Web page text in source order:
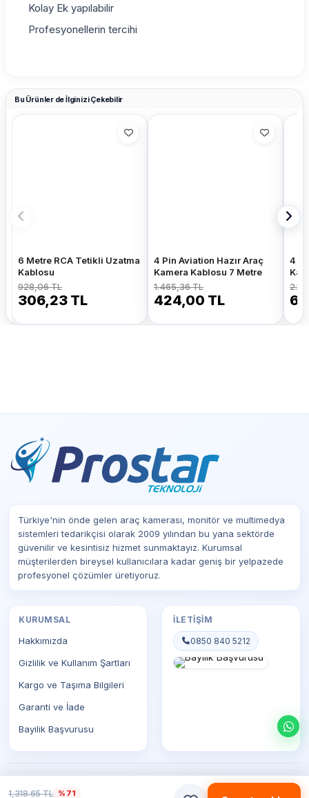
1,318.65 TL %71
Kolay Ek yapılabilir
Profesyonellerin tercihi
Bu Ürünler de İlginizi Çekebilir
6 Metre RCA Tetikli Uzatma
Kablosu
928,06 TL
306,23 TL
4 Pin Aviation Hazır Araç
Kamera Kablosu 7 Metre
1.465,36 TL
424,00 TL
4
Türkiye'nin önde gelen araç kamerası, monitör ve multimedya
sistemleri tedarikçisi olarak 2009 yılından bu yana sektörde
güvenilir ve kesintisiz hizmet sunmaktayız. Kurumsal
müşterilerden bireysel kullanıcılara kadar geniş bir yelpazede
profesyonel çözümler üretiyoruz.
KURUMSAL
Hakkımızda
Gizlilik ve Kullanım Şartları
Kargo ve Taşıma Bilgileri
Garanti ve İade
Bayilik Başvurusu
İLETIŞIM
0850 840 5212
© 2026 Prostar Teknoloji. Tüm hakları saklıdır.